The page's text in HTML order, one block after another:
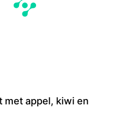
met appel, kiwi en